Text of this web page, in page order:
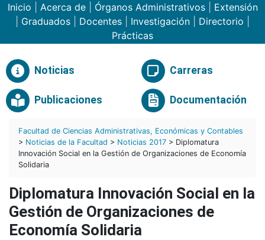
Inicio Acerca de| Órganos Administrativos| Extensión
Graduados Docentes Investigación Directorio
Prácticas
Noticias Carreras
Publicaciones Documentación
Facultad de Ciencias Administrativas, Económicas y Contables
> Noticias de la Facultad > Noticias 2017 > Diplomatura
Innovación Social en la Gestión de Organizaciones de Economía
Solidaria
Diplomatura Innovación Social en la
Gestión de Organizaciones de
Economía Solidaria